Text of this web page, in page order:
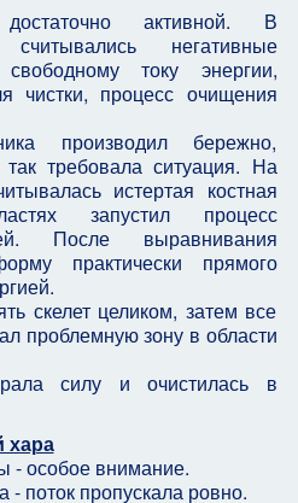
активной. В
негативные
току энергии,
чистки, процесс очищения
производил бережно,
требовала ситуация. На
истертая костная
запустил процесс
После выравнивания
практически прямого
скелет целиком, затем все
проблемную зону в области
силу и очистилась в
хара
- особое внимание.
- поток пропускала ровно.